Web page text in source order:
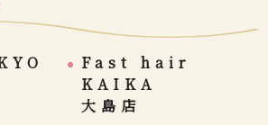
Fast hair
KAIKA
大島店